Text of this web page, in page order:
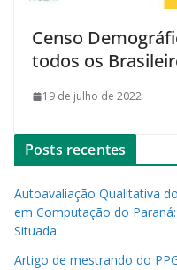
Censo
todos os
19 de julho de 2022
Posts recentes
Autoavaliação Qualitativa
em Computação do
Situada
Artigo de mestrando do